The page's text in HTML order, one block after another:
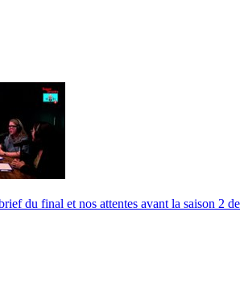
du final et nos attentes avant la saison 2 de